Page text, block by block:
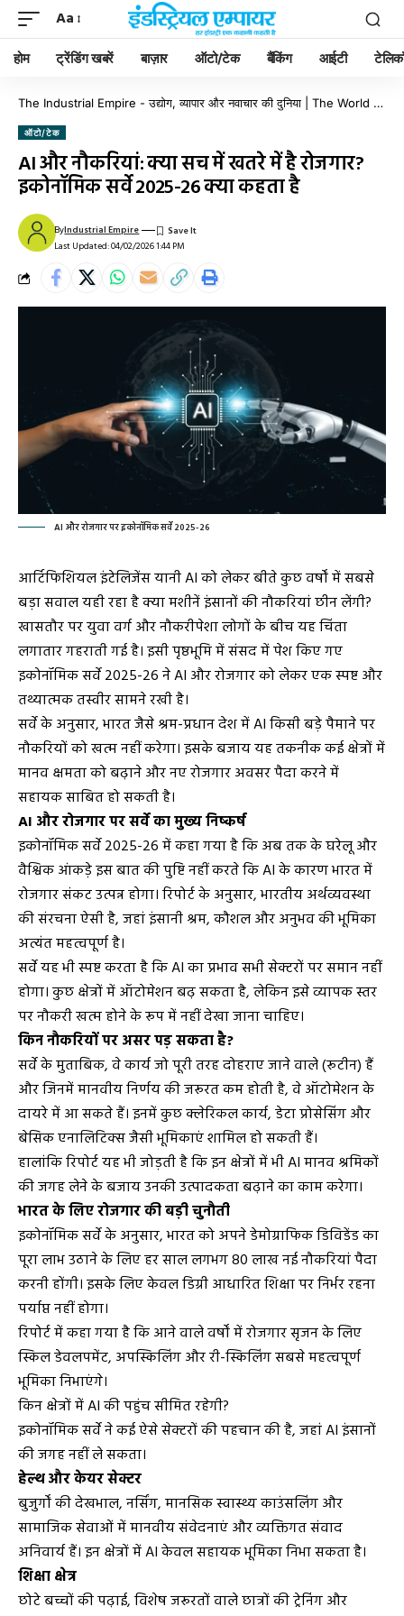
Aa
होम ट्रेंडिंग खबरें बाज़ार ऑटो/टेक बैंकिंग आईटी
The Industrial Empire - उद्योग, व्यापार और नवाचार की दुनिया | The World of Industry, Business & Innovation
ऑटो/टेक
AI और नौकरियां: क्या सच में खतरे में है रोजगार?
इकोनॉमिक सर्वे 2025-26 क्या कहता है
Last Updated: 04/02/2026 1:44 PM
ByIndustrial Empire
AI और रोजगार पर इकोनॉमिक सर्वे 2025-26
आर्टिफिशियल इंटेलिजेंस यानी AI को लेकर बीते कुछ वर्षों में सबसे
बड़ा सवाल यही रहा है क्या मशीनें इंसानों की नौकरियां छीन लेंगी?
खासतौर पर युवा वर्ग और नौकरीपेशा लोगों के बीच यह चिंता
लगातार गहराती गई है। इसी पृष्ठभूमि में संसद में पेश किए गए
इकोनॉमिक सर्वे 2025-26 ने AI और रोजगार को लेकर एक स्पष्ट और
तथ्यात्मक तस्वीर सामने रखी है।
सर्वे के अनुसार, भारत जैसे श्रम-प्रधान देश में AI किसी बड़े पैमाने पर
नौकरियों को खत्म नहीं करेगा। इसके बजाय यह तकनीक कई क्षेत्रों में
मानव क्षमता को बढ़ाने और नए रोजगार अवसर पैदा करने में
सहायक साबित हो सकती है।
AI और रोजगार पर सर्वे का मुख्य निष्कर्ष
इकोनॉमिक सर्वे 2025-26 में कहा गया है कि अब तक के घरेलू और
वैश्विक आंकड़े इस बात की पुष्टि नहीं करते कि AI के कारण भारत में
रोजगार संकट उत्पन्न होगा। रिपोर्ट के अनुसार, भारतीय अर्थव्यवस्था
की संरचना ऐसी है, जहां इंसानी श्रम, कौशल और अनुभव की भूमिका
अत्यंत महत्वपूर्ण है।
सर्वे यह भी स्पष्ट करता है कि AI का प्रभाव सभी सेक्टरों पर समान नहीं
होगा। कुछ क्षेत्रों में ऑटोमेशन बढ़ सकता है, लेकिन इसे व्यापक स्तर
पर नौकरी खत्म होने के रूप में नहीं देखा जाना चाहिए।
किन नौकरियों पर असर पड़ सकता है?
सर्वे के मुताबिक, वे कार्य जो पूरी तरह दोहराए जाने वाले (रूटीन) हैं
और जिनमें मानवीय निर्णय की जरूरत कम होती है, वे ऑटोमेशन के
दायरे में आ सकते हैं। इनमें कुछ क्लेरिकल कार्य, डेटा प्रोसेसिंग और
बेसिक एनालिटिक्स जैसी भूमिकाएं शामिल हो सकती हैं।
हालांकि रिपोर्ट यह भी जोड़ती है कि इन क्षेत्रों में भी AI मानव श्रमिकों
की जगह लेने के बजाय उनकी उत्पादकता बढ़ाने का काम करेगा।
भारत के लिए रोजगार की बड़ी चुनौती
इकोनॉमिक सर्वे के अनुसार, भारत को अपने डेमोग्राफिक डिविडेंड का
पूरा लाभ उठाने के लिए हर साल लगभग 80 लाख नई नौकरियां पैदा
करनी होंगी। इसके लिए केवल डिग्री आधारित शिक्षा पर निर्भर रहना
पर्याप्त नहीं होगा।
रिपोर्ट में कहा गया है कि आने वाले वर्षों में रोजगार सृजन के लिए
स्किल डेवलपमेंट, अपस्किलिंग और री-स्किलिंग सबसे महत्वपूर्ण
भूमिका निभाएंगे।
किन क्षेत्रों में AI की पहुंच सीमित रहेगी?
इकोनॉमिक सर्वे ने कई ऐसे सेक्टरों की पहचान की है, जहां AI इंसानों
की जगह नहीं ले सकता।
हेल्थ और केयर सेक्टर
बुजुर्गों की देखभाल, नर्सिंग, मानसिक स्वास्थ्य काउंसलिंग और
सामाजिक सेवाओं में मानवीय संवेदनाएं और व्यक्तिगत संवाद
अनिवार्य हैं। इन क्षेत्रों में AI केवल सहायक भूमिका निभा सकता है।
शिक्षा क्षेत्र
छोटे बच्चों की पढ़ाई, विशेष जरूरतों वाले छात्रों की ट्रेनिंग और